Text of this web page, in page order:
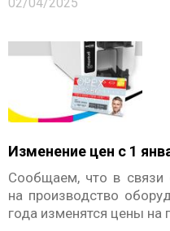
Ретрансферная печать
Дополнительные опции
UV-печать
Повторная печать
Обновление до
Встроенные
ОБЪЕКТЫ
Изменение цен с 1
Сообщаем, что в
на производство
года изменятся цены на